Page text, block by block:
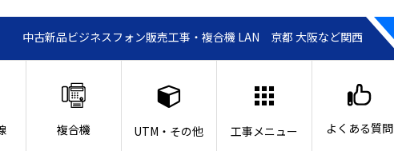
中古新品ビジネスフォン販売工事・複合機 LAN 京都 大阪など関西
複合機 UTM・その他 工事メニュー よくある質問